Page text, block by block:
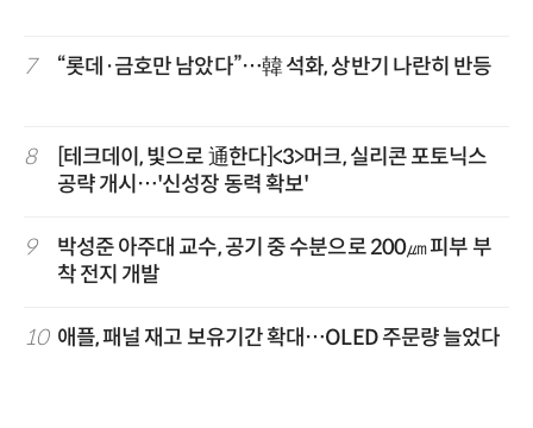
7 “롯데·금호만 남았다”…韓 석화, 상반기 나란히 반등
8
[테크데이, 빛으로 通한다]<3>머크, 실리콘 포토닉스
공략 개시…'신성장 동력 확보'
9
박성준 아주대 교수, 공기 중 수분으로 200㎛ 피부 부
착 전지 개발
10 애플, 패널 재고 보유기간 확대…OLED 주문량 늘었다